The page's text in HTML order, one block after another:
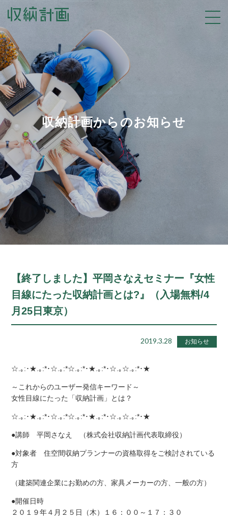
収納計画からのお知らせ
【終了しました】平岡さなえセミナー『女性
目線にたった収納計画とは?』（入場無料/4
月25日東京）
2019.3.28 お知らせ
☆.｡:･★.｡:*･☆.｡:*☆.｡:*･★.｡:*･☆.｡☆.｡:*･★
～これからのユーザー発信キーワード～
女性目線にたった「収納計画」とは？
☆.｡:･★.｡:*･☆.｡:*☆.｡:*･★.｡:*･☆.｡☆.｡:*･★
●講師 平岡さなえ （株式会社収納計画代表取締役）
●対象者 住空間収納プランナーの資格取得をご検討されている
方
（建築関連企業にお勤めの方、家具メーカーの方、一般の方）
●開催日時
２０１９年４月２５日（木）１６：００～１７：３０